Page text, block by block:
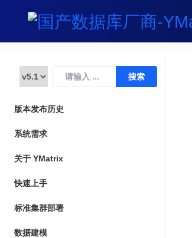
版本发布历史
系统需求
关于 YMatrix
快速上手
标准集群部署
数据建模